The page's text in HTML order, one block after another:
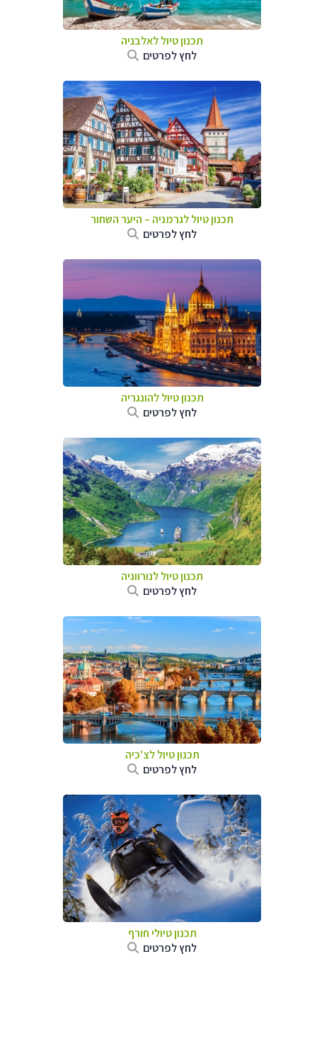
תכנון טיול לאלבניה
לחץ לפרטים
תכנון טיול לגרמניה – היער השחור
לחץ לפרטים
תכנון טיול להונגריה
לחץ לפרטים
תכנון טיול לנורווגיה
לחץ לפרטים
תכנון טיול לצ'כיה
לחץ לפרטים
תכנון טיולי חורף
לחץ לפרטים